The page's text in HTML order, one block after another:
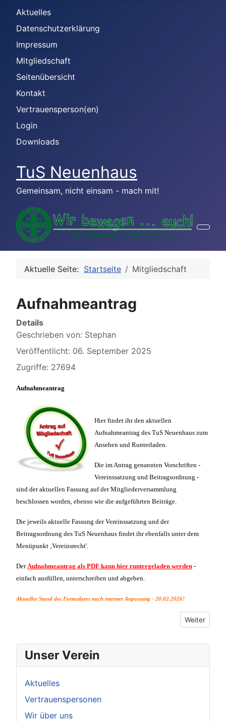
Aktuelles
Datenschutzerklärung
Impressum
Mitgliedschaft
Seitenübersicht
Kontakt
Vertrauensperson(en)
Login
Downloads
TuS Neuenhaus
Gemeinsam, nicht einsam - mach mit!
Unser Verein
Aktuelles
Vertrauenspersonen
Wir über uns
Aktuelle Seite: Startseite Mitgliedschaft
Aufnahmeantrag
Details
Geschrieben von: Stephan
Veröffentlicht: 06. September 2025
Zugriffe: 27694
Aufnahmeantrag
Hier findet ihr den aktuellen
Aufnahmeantrag des TuS Neuenhaus zum
Ansehen und Runterladen.
Die im Antrag genannten Vorschriften -
Vereinssatzung und Beitragsordnung -
sind der aktuellen Fassung auf der Mitgliederversammlung
beschlossen worden, ebenso wie die aufgeführten Beiträge.
Die jeweils aktuelle Fassung der Vereinssatzung und der
Beitragsordnung des TuS Neuenhaus findet ihr ebenfalls unter dem
Menüpunkt ‚Vereinsrecht'.
Der Aufnahmeantrag als PDF kann hier runtergeladen werden -
einfach ausfüllen, unterschreiben und abgeben.
Aktueller Stand des Formulares nach interner Anpassung - 20.02.2026!
Nächster
Weiter